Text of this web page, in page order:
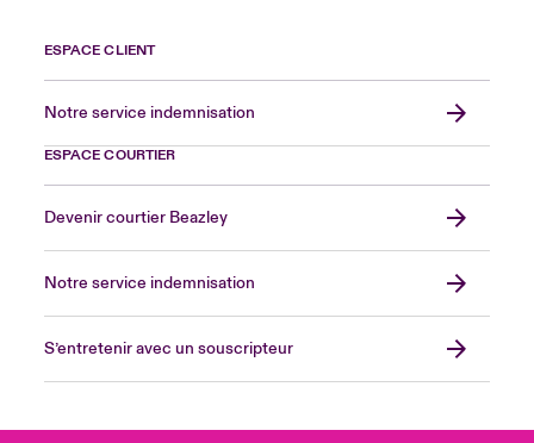
ESPACE CLIENT
Notre service indemnisation
ESPACE COURTIER
Devenir courtier Beazley
Notre service indemnisation
S’entretenir avec un souscripteur